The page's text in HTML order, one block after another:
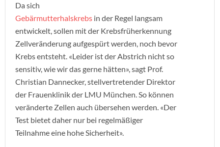
Da sich
Gebärmutterhalskrebs in der Regel langsam
entwickelt, sollen mit der Krebsfrüherkennung
Zellveränderung aufgespürt werden, noch bevor
Krebs entsteht. «Leider ist der Abstrich nicht so
sensitiv, wie wir das gerne hätten», sagt Prof.
Christian Dannecker, stellvertretender Direktor
der Frauenklinik der LMU München. So können
veränderte Zellen auch übersehen werden. «Der
Test bietet daher nur bei regelmäßiger
Teilnahme eine hohe Sicherheit».